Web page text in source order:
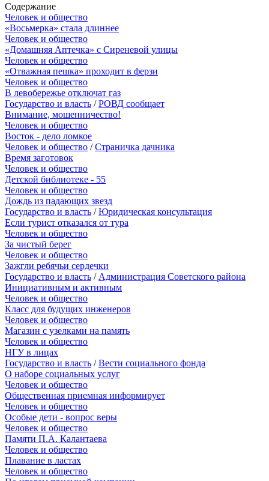
Содержание
Человек и общество
«Восьмерка» стала длиннее
Человек и общество
«Домашняя Аптечка» с Сиреневой улицы
Человек и общество
«Отважная пешка» проходит в ферзи
Человек и общество
В левобережье отключат газ
Государство и власть /РОВД сообщает
Внимание, мошенничество!
Человек и общество
Восток - дело ломкое
Человек и общество /Страничка дачника
Время заготовок
Человек и общество
Детской библиотеке - 55
Человек и общество
Дождь из падающих звезд
Государство и власть /Юридическая консультация
Если турист отказался от тура
Человек и общество
За чистый берег
Человек и общество
Зажгли ребячьи сердечки
Государство и власть / Администрация Советского района
Инициативным и активным
Человек и общество
Класс для будущих инженеров
Человек и общество
Магазин с узелками на память
Человек и общество
НГУ в лицах
Государство и власть /Вести социального фонда
О наборе социальных услуг
Человек и общество
Общественная приемная информирует
Человек и общество
Особые дети - вопрос веры
Человек и общество
Памяти П.А. Калантаева
Человек и общество
Плавание в ластах
Человек и общество